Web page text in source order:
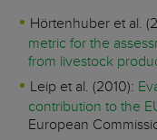
Hörtenhuber et al.
metric for the
from livestock
Leip et al. (2010):
contribution to the
European